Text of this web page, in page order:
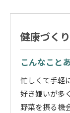
健康づく
こんなこと
忙しくて手軽
好き嫌いが多
野菜を摂る機